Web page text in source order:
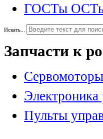
ГОСТы
Искать...
Запчасти к
Сервомоторы
Электроника
Пульты